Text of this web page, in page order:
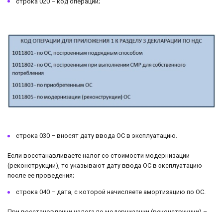
строка 030 – вносят дату ввода ОС в эксплуатацию.
Если восстанавливаете налог со стоимости модернизации
(реконструкции), то указывают дату ввода ОС в эксплуатацию
после ее проведения;
строка 040 – дата, с которой начисляете амортизацию по ОС.